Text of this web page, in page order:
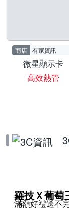
商店 有家資訊
微星顯示卡
高效熱管
羅技Ｘ葡萄
滿額好禮送不